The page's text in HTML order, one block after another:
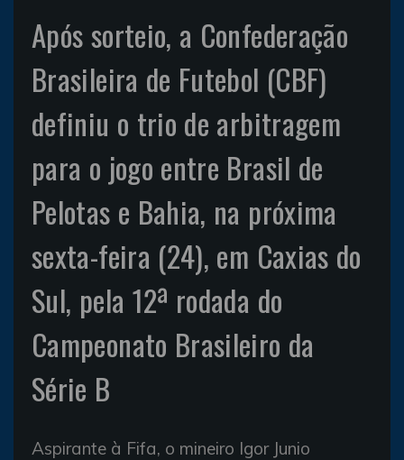
Após sorteio, a Confederação
Brasileira de Futebol (CBF)
definiu o trio de arbitragem
para o jogo entre Brasil de
Pelotas e Bahia, na próxima
sexta-feira (24), em Caxias do
Sul, pela 12ª rodada do
Campeonato Brasileiro da
Série B
Aspirante à Fifa, o mineiro Igor Junio